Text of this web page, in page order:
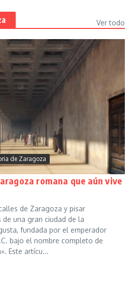
Ver todo
de Zaragoza
romana que aún vive
de Zaragoza y pisar
una gran ciudad de la
fundada por el emperador
bajo el nombre completo de
Este artícu...